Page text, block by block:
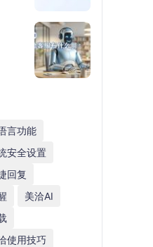
言功能
安全设置
回复
美洽AI
使用技巧